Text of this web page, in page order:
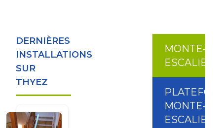
DERNIÈRES
INSTALLATIONS
SUR
THYEZ
MONTE-
ESCALIER
MONTE-
ESCALIER